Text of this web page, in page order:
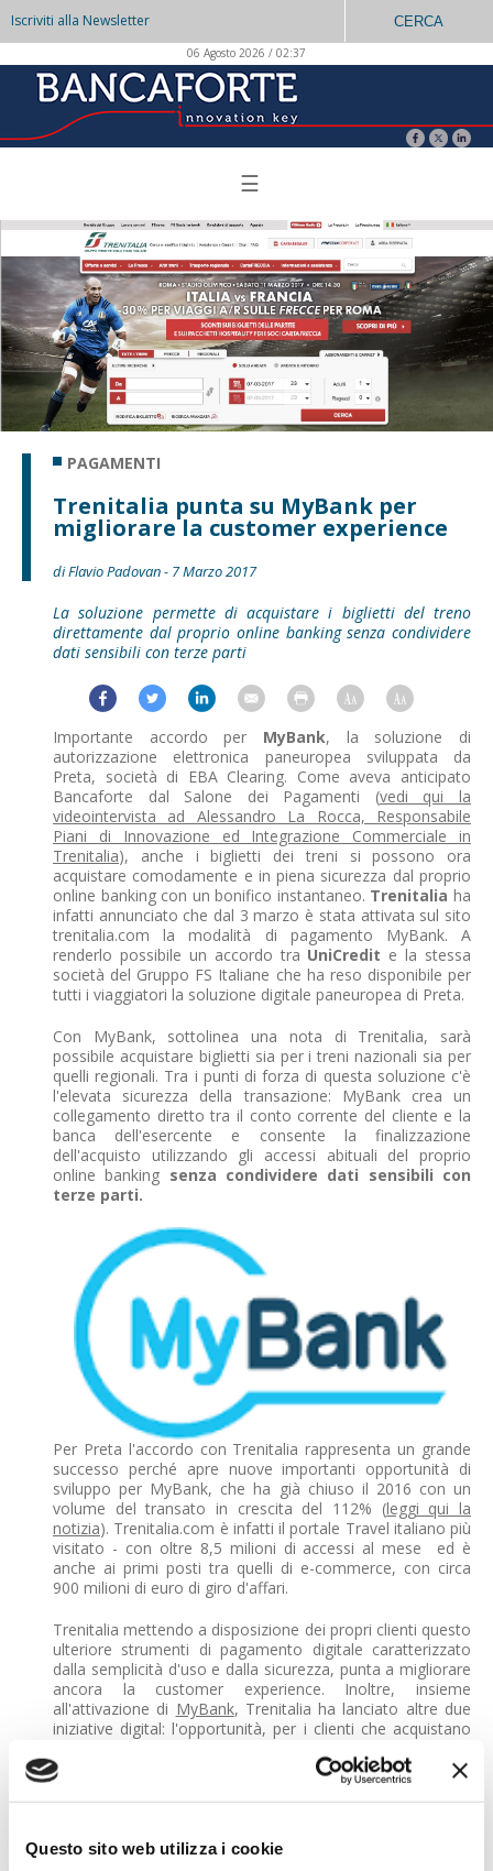
Questo sito web utilizza i cookie
Iscriviti alla Newsletter CERCA
06 Agosto 2026 / 02:37
☰
PAGAMENTI
Trenitalia punta su MyBank per
migliorare la customer experience
di Flavio Padovan - 7 Marzo 2017
La soluzione permette di acquistare i biglietti del treno
direttamente dal proprio online banking senza condividere
dati sensibili con terze parti
Importante accordo per MyBank, la soluzione di
autorizzazione elettronica paneuropea sviluppata da
Preta, società di EBA Clearing. Come aveva anticipato
Bancaforte dal Salone dei Pagamenti (vedi qui la
videointervista ad Alessandro La Rocca, Responsabile
Piani di Innovazione ed Integrazione Commerciale in
Trenitalia), anche i biglietti dei treni si possono ora
acquistare comodamente e in piena sicurezza dal proprio
online banking con un bonifico instantaneo. Trenitalia ha
infatti annunciato che dal 3 marzo è stata attivata sul sito
trenitalia.com la modalità di pagamento MyBank. A
renderlo possibile un accordo tra UniCredit e la stessa
società del Gruppo FS Italiane che ha reso disponibile per
tutti i viaggiatori la soluzione digitale paneuropea di Preta.
Con MyBank, sottolinea una nota di Trenitalia, sarà
possibile acquistare biglietti sia per i treni nazionali sia per
quelli regionali. Tra i punti di forza di questa soluzione c'è
l'elevata sicurezza della transazione: MyBank crea un
collegamento diretto tra il conto corrente del cliente e la
banca dell'esercente e consente la finalizzazione
dell'acquisto utilizzando gli accessi abituali del proprio
online banking senza condividere dati sensibili con
terze parti.
Per Preta l'accordo con Trenitalia rappresenta un grande
successo perché apre nuove importanti opportunità di
sviluppo per MyBank, che ha già chiuso il 2016 con un
volume del transato in crescita del 112% (leggi qui la
notizia). Trenitalia.com è infatti il portale Travel italiano più
visitato - con oltre 8,5 milioni di accessi al mese  ed è
anche ai primi posti tra quelli di e-commerce, con circa
900 milioni di euro di giro d'affari.
Trenitalia mettendo a disposizione dei propri clienti questo
ulteriore strumenti di pagamento digitale caratterizzato
dalla semplicità d'uso e dalla sicurezza, punta a migliorare
ancora la customer experience. Inoltre, insieme
all'attivazione di MyBank, Trenitalia ha lanciato altre due
iniziative digital: l'opportunità, per i clienti che acquistano
casella di posta elettronica informazioni push
sull'andamento del treno scelto o un promemoria di
viaggio (servizio al momento attivo solo per Frecciarossa
categorie di treni); l'accordo con la piattaforma online